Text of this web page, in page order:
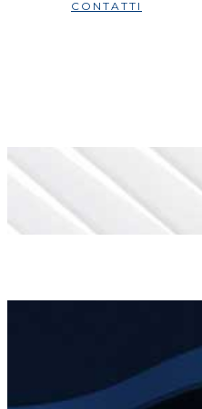
CONTATTI